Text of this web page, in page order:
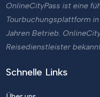
OnlineCityPass ist eine
Tourbuchungsplattform
Jahren Betrieb.
Reisedienstleister
Schnelle Links